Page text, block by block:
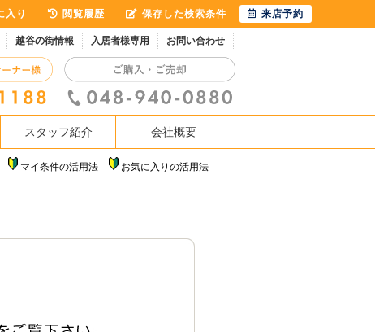
越谷の街情報 入居者様専用 お問い合わせ
スタッフ紹介 会社概要
マイ条件の活用法 お気に入りの活用法
入り 閲覧履歴 保存した検索条件 来店予約